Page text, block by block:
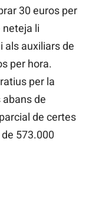
30 euros per
neteja li
als auxiliars de
per hora.
per la
de
de certes
573.000